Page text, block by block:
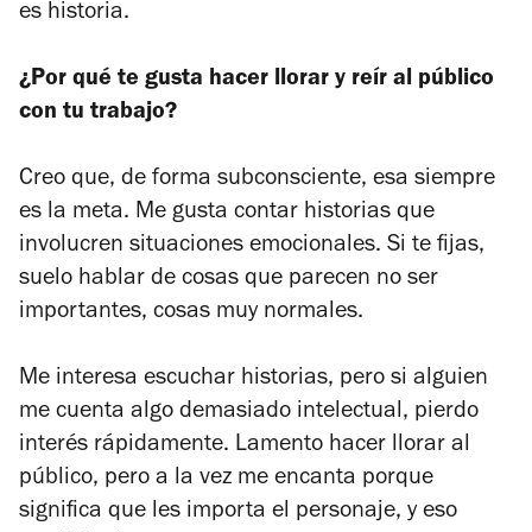
es historia.
¿Por qué te gusta hacer llorar y reír al público
con tu trabajo?
Creo que, de forma subconsciente, esa siempre
es la meta. Me gusta contar historias que
involucren situaciones emocionales. Si te fijas,
suelo hablar de cosas que parecen no ser
importantes, cosas muy normales.
Me interesa escuchar historias, pero si alguien
me cuenta algo demasiado intelectual, pierdo
interés rápidamente. Lamento hacer llorar al
público, pero a la vez me encanta porque
significa que les importa el personaje, y eso